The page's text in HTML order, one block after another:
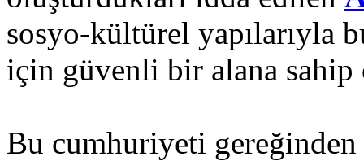
sosyo-kültürel yapılarıyla
için güvenli bir alana sahip
Bu cumhuriyeti gereğinden